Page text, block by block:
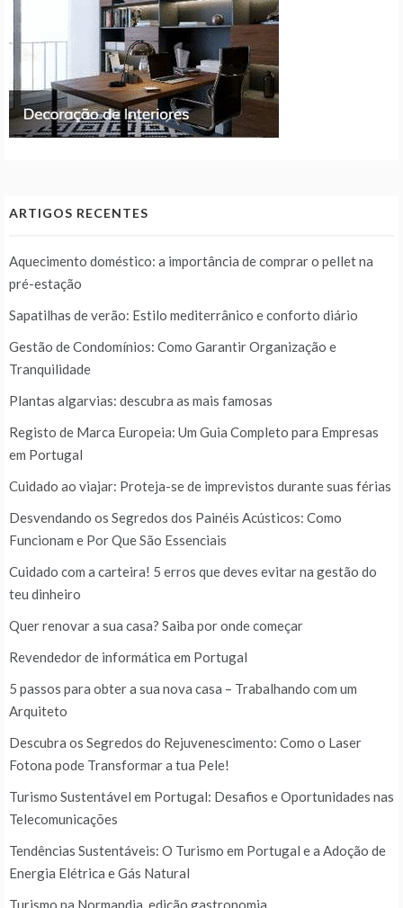
ARTIGOS RECENTES
Aquecimento doméstico: a importância de comprar o pellet na
pré-estação
Sapatilhas de verão: Estilo mediterrânico e conforto diário
Gestão de Condomínios: Como Garantir Organização e
Tranquilidade
Plantas algarvias: descubra as mais famosas
Registo de Marca Europeia: Um Guia Completo para Empresas
em Portugal
Cuidado ao viajar: Proteja-se de imprevistos durante suas férias
Desvendando os Segredos dos Painéis Acústicos: Como
Funcionam e Por Que São Essenciais
Cuidado com a carteira! 5 erros que deves evitar na gestão do
teu dinheiro
Quer renovar a sua casa? Saiba por onde começar
Revendedor de informática em Portugal
5 passos para obter a sua nova casa – Trabalhando com um
Arquiteto
Descubra os Segredos do Rejuvenescimento: Como o Laser
Fotona pode Transformar a tua Pele!
Turismo Sustentável em Portugal: Desafios e Oportunidades nas
Telecomunicações
Tendências Sustentáveis: O Turismo em Portugal e a Adoção de
Energia Elétrica e Gás Natural
Turismo na Normandia, edição gastronomia